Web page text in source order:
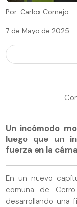
Por: Carlos Cornejo
7 de Mayo de 2025 -
Un incómodo
luego que un
fuerza en la
En un nuevo
comuna de
desarrollando una